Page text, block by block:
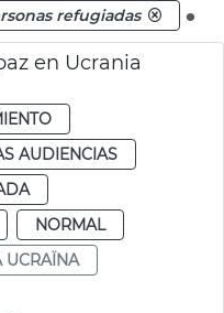
refugiadas
en Ucrania
AUDIENCIAS
NORMAL
UCRAÏNA